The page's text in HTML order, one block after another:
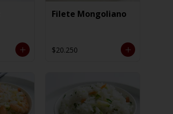
Filete Mongoliano
$20.250